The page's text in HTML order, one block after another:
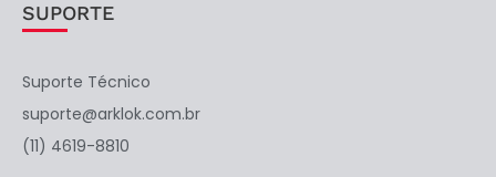
SUPORTE
Suporte Técnico
suporte@arklok.com.br
(11) 4619-8810